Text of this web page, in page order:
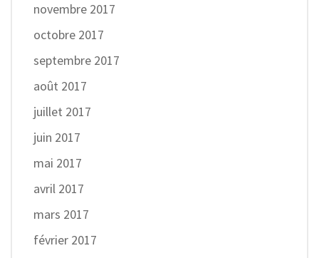
novembre 2017
octobre 2017
septembre 2017
août 2017
juillet 2017
juin 2017
mai 2017
avril 2017
mars 2017
février 2017